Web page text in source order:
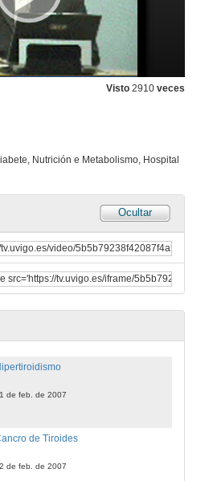
Visto 2910 veces
Nutrición e Metabolismo, Hospital
Ocultar
Alteracións da función da glándula tiroides
de feb. de 2007
de Tiroides
de feb. de 2007